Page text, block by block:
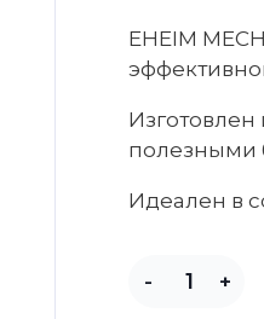
EHEIM
Изготовлен
полезными
Идеален в
+
-